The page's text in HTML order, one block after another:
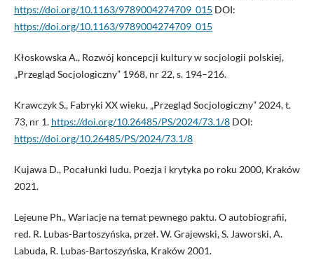
https://doi.org/10.1163/9789004274709_015 DOI:
https://doi.org/10.1163/9789004274709_015
Kłoskowska A., Rozwój koncepcji kultury w socjologii polskiej,
„Przegląd Socjologiczny” 1968, nr 22, s. 194–216.
Krawczyk S., Fabryki XX wieku, „Przegląd Socjologiczny” 2024, t.
73, nr 1. https://doi.org/10.26485/PS/2024/73.1/8DOI:
https://doi.org/10.26485/PS/2024/73.1/8
Kujawa D., Pocałunki ludu. Poezja i krytyka po roku 2000, Kraków
2021.
Lejeune Ph., Wariacje na temat pewnego paktu. O autobiografii,
red. R. Lubas-Bartoszyńska, przeł. W. Grajewski, S. Jaworski, A.
Labuda, R. Lubas-Bartoszyńska, Kraków 2001.